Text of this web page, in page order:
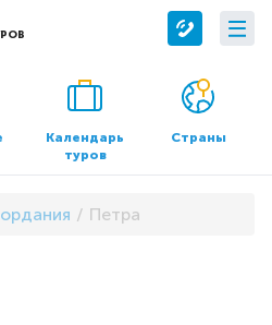
О компании
О нас
Контакты
Документы и реквизиты
Календарь
туров
Страны
Петра